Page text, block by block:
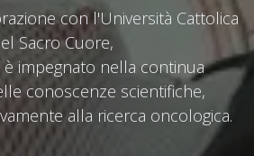
con l'Università Cattolica
Sacro Cuore,
è impegnato nella continua
conoscenze scientifiche,
alla ricerca oncologica.